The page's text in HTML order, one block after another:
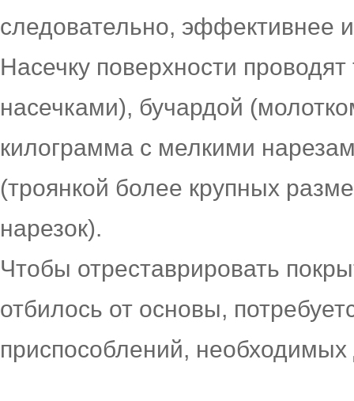
следовательно, эффективнее
Насечку поверхности
насечками), бучардой
килограмма с мелкими
(троянкой более крупных
нарезок).
Чтобы отреставрировать
отбилось от основы,
приспособлений,